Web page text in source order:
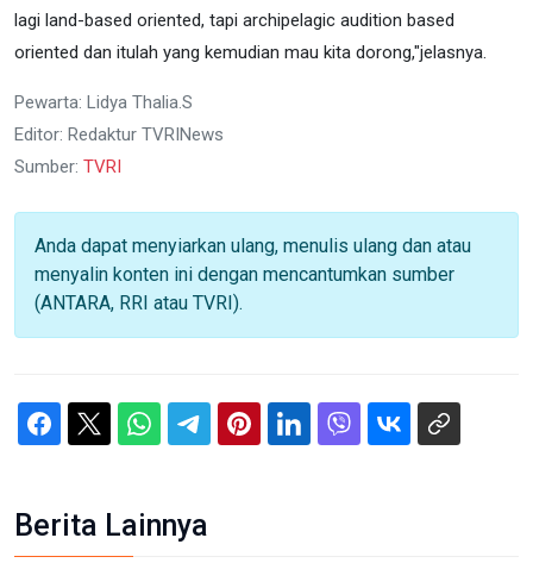
lagi land-based oriented, tapi archipelagic audition based
oriented dan itulah yang kemudian mau kita dorong,"jelasnya.
Pewarta: Lidya Thalia.S
Editor: Redaktur TVRINews
Sumber: TVRI
Anda dapat menyiarkan ulang, menulis ulang dan atau
menyalin konten ini dengan mencantumkan sumber
(ANTARA, RRI atau TVRI).
Berita Lainnya